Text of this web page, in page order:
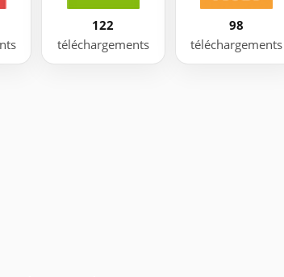
122
téléchargements
98
téléchargements